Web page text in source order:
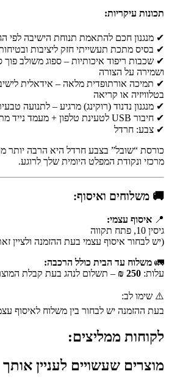
תכונות עיקריות:
✔ מנגנון חכם להתאמת תנוחת הישיבה לפי
✔ בסיס מתכת תעשייתי חזק ליציבות
✔ שכבות ריפוד איכותיות – ספוג משולב פוך
ושמירה על הצורה
✔ תמיכה אורתופדית מלאה – אידאלית
בטלוויזיה או קריאה
✔ מנגנון נדנוד (רוקינג) מרגיע – לתנועה
✔ חיבור USB לטעינת טלפון + מעמד נייד מתכוונן
✔ צבע: חרדל
כורסת “שובל” בצבע חרדל היא הרבה יותר
מרכזי ונקודת המפלט היומית שלך לרוגע.
🚚 משלוחים ואיסוף:
📍 איסוף עצמי:
גיסין 10, פתח תקווה
(יש לבחור איסוף עצמי בעת ההזמנה ולציין
🚛 משלוח עד הבית כולל הרכבה:
עלות: 250 ₪ – תשלום לנהג בעת קבלת
⚠️ שימו לב:
בעת ההזמנה יש לבחור בין משלוח לאיסוף
לקוחות ממליצים:
מוצרים שעשויים לעניין אותך